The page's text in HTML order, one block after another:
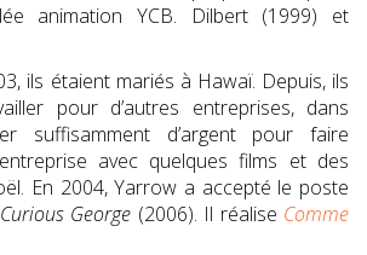
animation YCB. Dilbert (1999) et
ils étaient mariés à Hawaï. Depuis, ils
pour d’autres entreprises, dans
suffisamment d’argent pour faire
avec quelques films et des
En 2004, Yarrow a accepté le poste
Curious George (2006). Il réalise Comme